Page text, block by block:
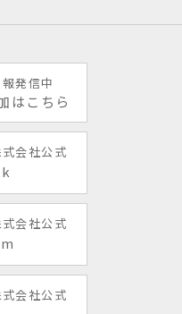
発信中
はこちら
会社公式
会社公式
会社公式